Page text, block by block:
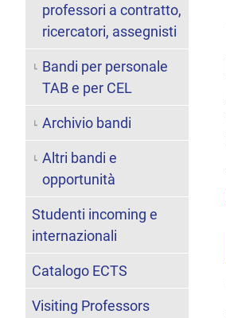
professori a contratto,
ricercatori, assegnisti
Bandi per personale
TAB e per CEL
Archivio bandi
Altri bandi e
opportunità
Studenti incoming e
internazionali
Catalogo ECTS
Visiting Professors